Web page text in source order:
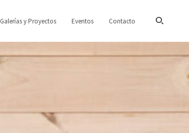
Galerías y Proyectos Eventos Contacto